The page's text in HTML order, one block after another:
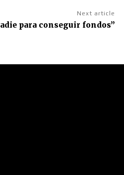
Next article
para conseguir fondos”